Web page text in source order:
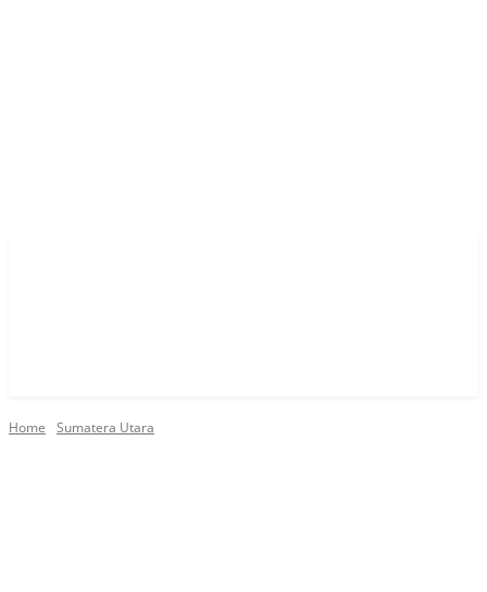
Home Sumatera Utara